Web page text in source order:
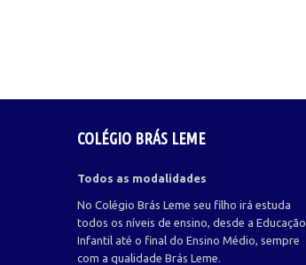
COLÉGIO BRÁS LEME
Todos as modalidades
No Colégio Brás Leme seu filho irá estuda
todos os níveis de ensino, desde a Educação
Infantil até o final do Ensino Médio, sempre
com a qualidade Brás Leme.